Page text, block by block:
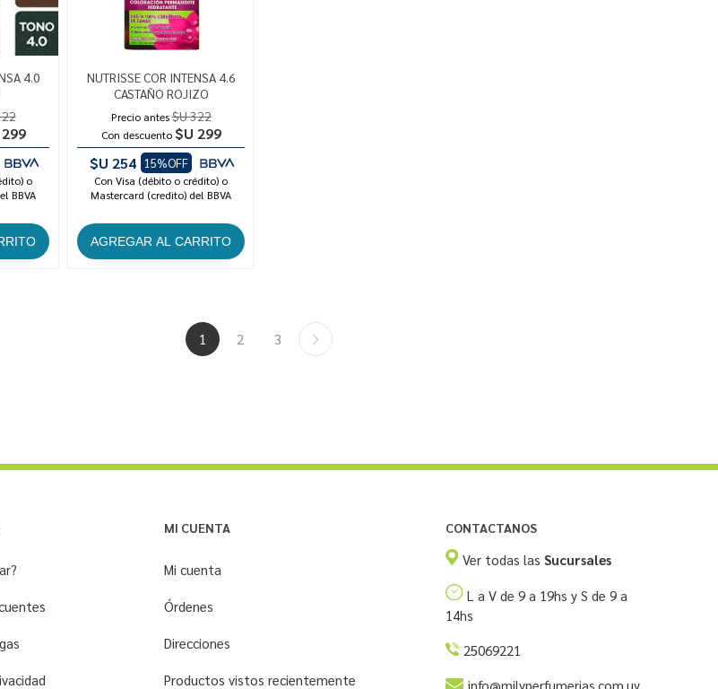
4.0
o
BBVA
NUTRISSE COR INTENSA 4.6
CASTAÑO ROJIZO
Precio antes$U 322
Con descuento $U 299
$U 254
15%OFF
Con Visa (débito o crédito) o
Mastercard (credito) del BBVA
1 2 3
MI CUENTA
Mi cuenta
Órdenes
Direcciones
Productos vistos recientemente
CONTACTANOS
Ver todas las Sucursales
L a V de 9 a 19hs y S de 9 a
14hs
25069221
info@milyperfumerias.com.uy